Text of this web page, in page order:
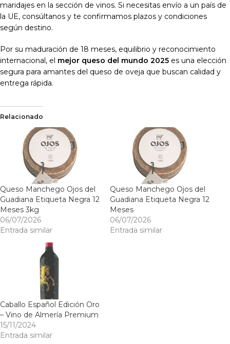
maridajes en la sección de vinos. Si necesitas envío a un país de
la UE, consúltanos y te confirmamos plazos y condiciones
según destino.
Por su maduración de 18 meses, equilibrio y reconocimiento
internacional, el mejor queso del mundo 2025 es una elección
segura para amantes del queso de oveja que buscan calidad y
entrega rápida.
Relacionado
Queso Manchego Ojos del
Guadiana Etiqueta Negra 12
Meses 3kg
06/07/2026
Entrada similar
Queso Manchego Ojos del
Guadiana Etiqueta Negra 12
Meses
06/07/2026
Entrada similar
Caballo Español Edición Oro
– Vino de Almería Premium
15/11/2024
Entrada similar